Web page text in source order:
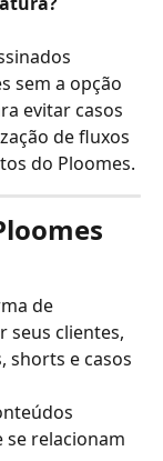
sem a opção
evitar casos
de fluxos
do Ploomes.
de
seus clientes,
shorts e casos
relacionam